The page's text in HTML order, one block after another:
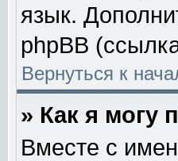
язык.
phpBB
Вернуться к
» Как я могу
Вместе с